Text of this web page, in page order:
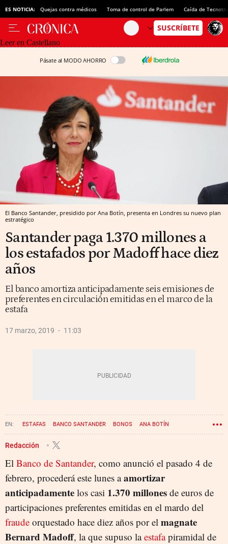
ES NOTICIA: Quejas contra médicos Toma de control de Parlem Caída de
Leer en Castellano
Pásate al MODO AHORRO
El Banco Santander, presidido por Ana Botín, presenta en Londres su nuevo plan
estratégico
Santander paga 1.370 millones a
los estafados por Madoff hace diez
años
El banco amortiza anticipadamente seis emisiones de
preferentes en circulación emitidas en el marco de la
estafa
17 marzo, 2019 11:03
ESTAFAS BANCO SANTANDER BONOS ANA BOTÍN
Redacción
El Banco de Santander, como anunció el pasado 4 de
febrero, procederá este lunes aamortizar
anticipadamente los casi 1.370 millones de euros de
participaciones preferentes emitidas en el mardo del
fraude orquestado hace diez años por el magnate
Bernard Madoff, la que supuso laestafapiramidal de